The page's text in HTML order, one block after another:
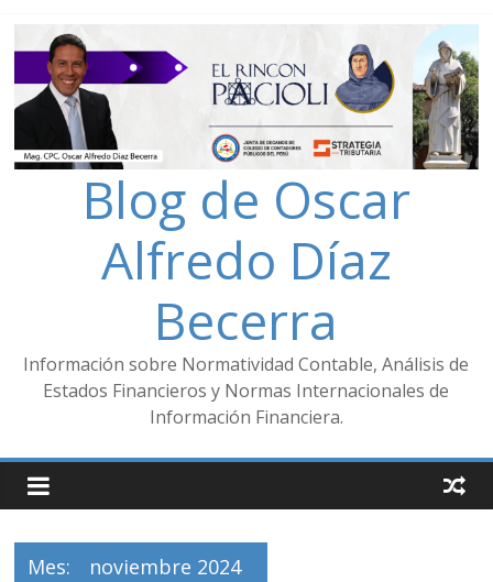
Blog de Oscar
Alfredo Díaz
Becerra
Información sobre Normatividad Contable, Análisis de
Estados Financieros y Normas Internacionales de
Información Financiera.
Mes: noviembre 2024